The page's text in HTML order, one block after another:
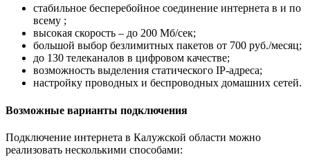
стабильное бесперебойное соединение интернета в и по
всему ;
высокая скорость – до 200 Мб/сек;
большой выбор безлимитных пакетов от 700 руб./месяц;
до 130 телеканалов в цифровом качестве;
возможность выделения статического IP-адреса;
настройку проводных и беспроводных домашних сетей.
Возможные варианты подключения
Подключение интернета в Калужской области можно
реализовать несколькими способами: